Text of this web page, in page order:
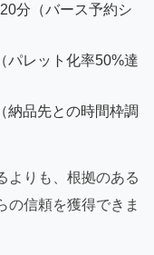
分（バース予約シ
パレット化率50%達
納品先との時間枠調
よりも、根拠のある
の信頼を獲得できま